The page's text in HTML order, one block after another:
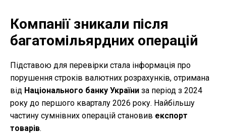
Компанії зникали після
багатомільярдних операцій
Підставою для перевірки стала інформація про
порушення строків валютних розрахунків, отримана
від Національного банку України за період з 2024
року до першого кварталу 2026 року. Найбільшу
частину сумнівних операцій становив експорт
товарів.